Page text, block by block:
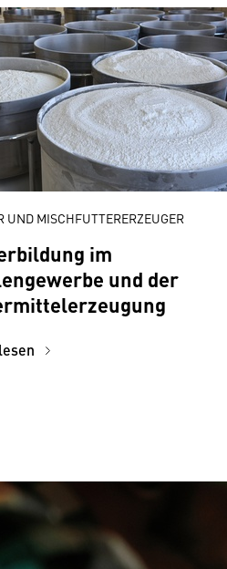
UND MISCHFUTTERERZEUGER
im
und der